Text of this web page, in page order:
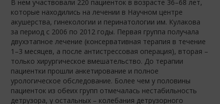
В нем участвовали 220 пациенток в возрасте 36–68 лет,
которые находились на лечении в Научном центре
акушерства, гинекологии и перинатологии им. Кулакова
за период с 2006 по 2012 годы. Первая группа получала
двухэтапное лечение (консервативная терапия в течение
1–3 месяцев, а после антистрессовая операция), вторая –
только хирургическое вмешательство. До терапии
пациентки прошли анкетирование и полное
урологическое обследование. Более чем у половины
пациенток из обеих групп отмечалась нестабильность
детрузора, у остальных – колебания детрузорного